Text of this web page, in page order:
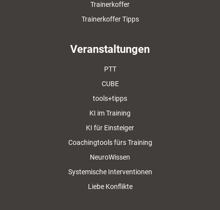
Trainerkoffer
Trainerkoffer Tipps
Veranstaltungen
PTT
CUBE
tools+tipps
KI im Training
KI für Einsteiger
Coachingtools fürs Training
NeuroWissen
Systemische Interventionen
Liebe Konflikte